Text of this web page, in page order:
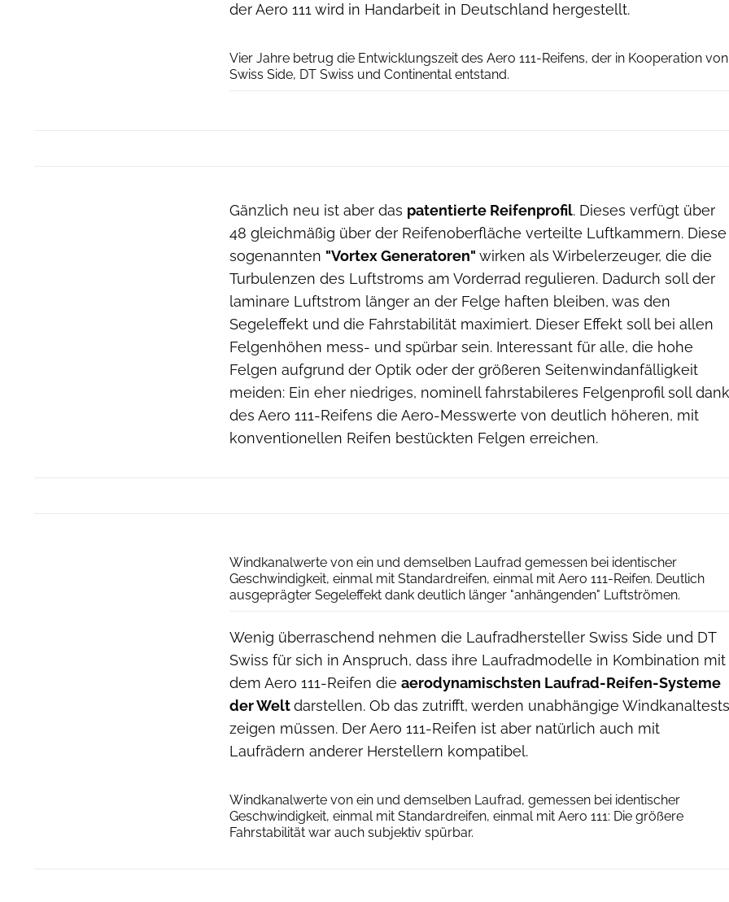
der Aero 111 wird in Handarbeit in Deutschland hergestellt.
Vier Jahre betrug die Entwicklungszeit des Aero 111-Reifens, der in Kooperation von
Swiss Side, DT Swiss und Continental entstand.
Gänzlich neu ist aber das patentierte Reifenprofil. Dieses verfügt über
48 gleichmäßig über der Reifenoberfläche verteilte Luftkammern. Diese
sogenannten "Vortex Generatoren" wirken als Wirbelerzeuger, die die
Turbulenzen des Luftstroms am Vorderrad regulieren. Dadurch soll der
laminare Luftstrom länger an der Felge haften bleiben, was den
Segeleffekt und die Fahrstabilität maximiert. Dieser Effekt soll bei allen
Felgenhöhen mess- und spürbar sein. Interessant für alle, die hohe
Felgen aufgrund der Optik oder der größeren Seitenwindanfälligkeit
meiden: Ein eher niedriges, nominell fahrstabileres Felgenprofil soll dank
des Aero 111-Reifens die Aero-Messwerte von deutlich höheren, mit
konventionellen Reifen bestückten Felgen erreichen.
Windkanalwerte von ein und demselben Laufrad gemessen bei identischer
Geschwindigkeit, einmal mit Standardreifen, einmal mit Aero 111-Reifen. Deutlich
ausgeprägter Segeleffekt dank deutlich länger "anhängenden" Luftströmen.
Wenig überraschend nehmen die Laufradhersteller Swiss Side und DT
Swiss für sich in Anspruch, dass ihre Laufradmodelle in Kombination mit
dem Aero 111-Reifen die aerodynamischsten Laufrad-Reifen-Systeme
der Weltdarstellen. Ob das zutrifft, werden unabhängige Windkanaltests
zeigen müssen. Der Aero 111-Reifen ist aber natürlich auch mit
Laufrädern anderer Herstellern kompatibel.
Windkanalwerte von ein und demselben Laufrad, gemessen bei identischer
Geschwindigkeit, einmal mit Standardreifen, einmal mit Aero 111: Die größere
Fahrstabilität war auch subjektiv spürbar.